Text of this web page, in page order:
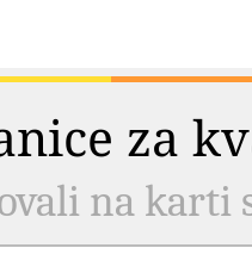
za
na karti